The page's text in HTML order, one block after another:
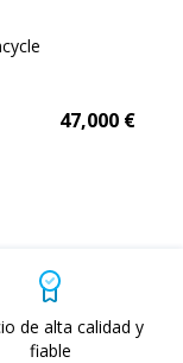
47,000 €
de alta calidad y
fiable